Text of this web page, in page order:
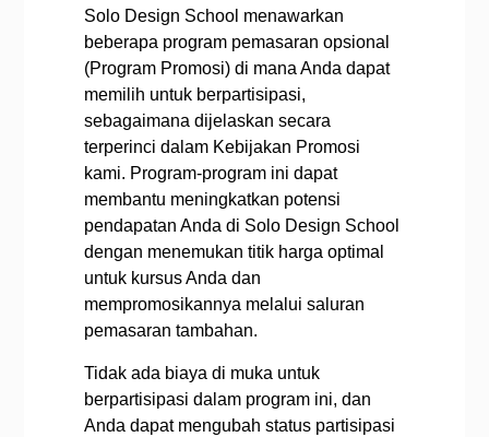
Solo Design School menawarkan
beberapa program pemasaran opsional
(Program Promosi) di mana Anda dapat
memilih untuk berpartisipasi,
sebagaimana dijelaskan secara
terperinci dalam Kebijakan Promosi
kami. Program-program ini dapat
membantu meningkatkan potensi
pendapatan Anda di Solo Design School
dengan menemukan titik harga optimal
untuk kursus Anda dan
mempromosikannya melalui saluran
pemasaran tambahan.
Tidak ada biaya di muka untuk
berpartisipasi dalam program ini, dan
Anda dapat mengubah status partisipasi